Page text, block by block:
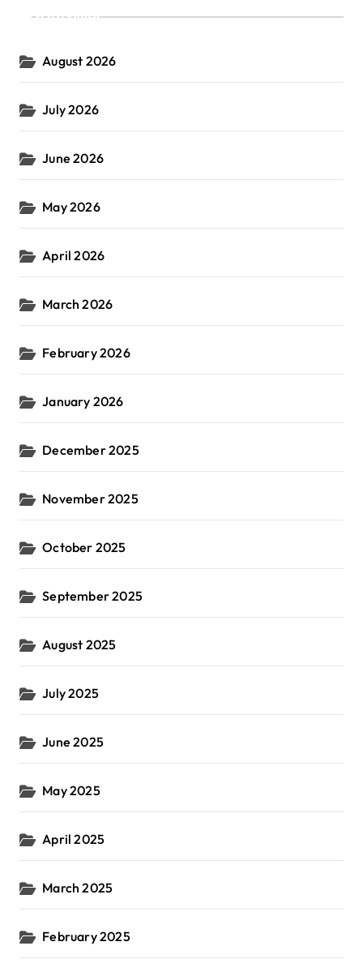
Archives
August 2026
July 2026
June 2026
May 2026
April 2026
March 2026
February 2026
January 2026
December 2025
November 2025
October 2025
September 2025
August 2025
July 2025
June 2025
May 2025
April 2025
March 2025
February 2025